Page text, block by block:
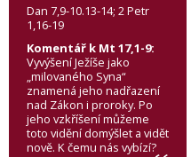
Dan 7,9-10.13-14; 2 Petr
1,16-19
Komentář k Mt 17,1-9:
Vyvýšení Ježíše jako
„milovaného Syna“
znamená jeho nadřazení
nad Zákon i proroky. Po
jeho vzkříšení můžeme
toto vidění domýšlet a vidět
nově. K čemu nás vybízí?